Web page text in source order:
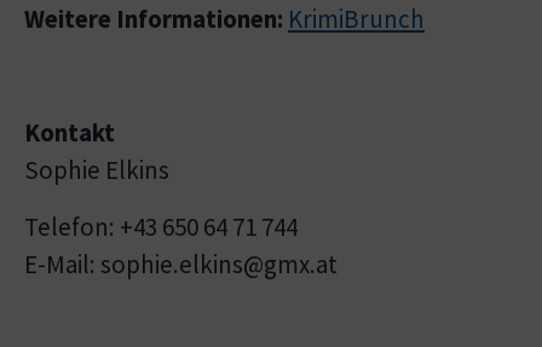
Weitere Informationen: KrimiBrunch
Kontakt
Sophie Elkins
Telefon: +43 650 64 71 744
E-Mail: sophie.elkins@gmx.at